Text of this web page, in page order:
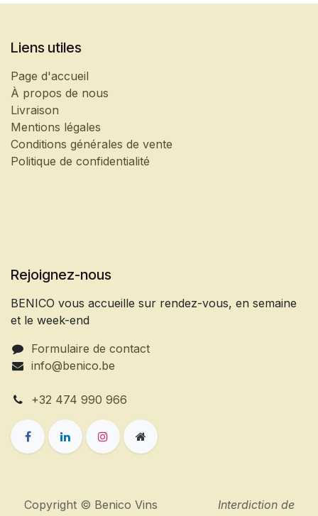
Liens utiles
Page d'accueil
À propos de nous
Livraison
Mentions légales
Conditions générales de vente
Politique de confidentialité
Rejoignez-nous
BENICO vous accueille sur rendez-vous, en semaine
et le week-end
Formulaire de contact
info@benico.be
+32 474 990 966
Copyright © Benico Vins Interdiction de